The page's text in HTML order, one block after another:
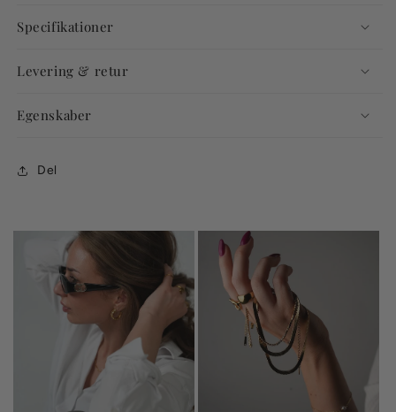
Specifikationer
Levering & retur
Egenskaber
Del